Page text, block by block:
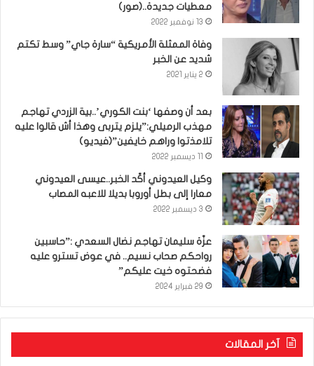
معطيات جديدة..(صور)
13 نوفمبر 2022
وفاة الممثلة الأمريكية “سارة جاي” وسط تكتم
شديد عن الخبر
2 يناير 2021
بعد أن وصفها ‘بنت الكوري’..بية الزردي تهاجم
مهذب الرميلي:”يلزم يتربى وهذا أش قالوا عليه
تلامذتوا وراهم خايفين”(فيديو)
وكيل العيدوني أكّد الخبر..عيسى العيدوني
معارا إلى بطل أوروبا بديلا للاعبه المصاب
3 ديسمبر 2022
عزّة سليمان تهاجم نضال السعدي :”حاسبين
رواحكم صحاب نسيم.. في عوض تسترو عليه
فضحتوه خيت عليكم”
29 فبراير 2024
آخر المقالات